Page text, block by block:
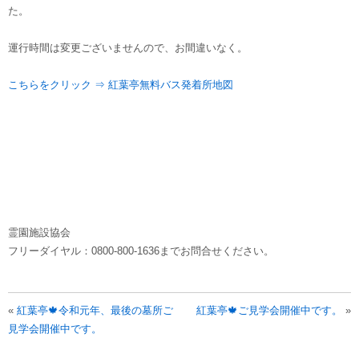
た。
運行時間は変更ございませんので、お間違いなく。
こちらをクリック ⇒ 紅葉亭無料バス発着所地図
霊園施設協会
フリーダイヤル：0800-800-1636までお問合せください。
« 紅葉亭🍁令和元年、最後の墓所ご
見学会開催中です。
紅葉亭🍁ご見学会開催中です。 »